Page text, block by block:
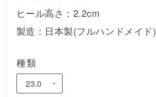
ヒール高さ：2.2cm
製造：日本製(フルハンドメイド)
種類